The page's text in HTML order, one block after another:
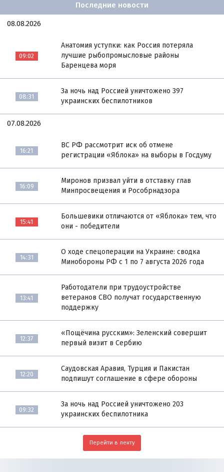
Последние новости
08.08.2026
09:02
Анатомия уступки: как Россия потеряла
лучшие рыбопромысловые районы
Баренцева моря
08:31
За ночь над Россией уничтожено 397
украинских беспилотников
07.08.2026
16:21
ВС РФ рассмотрит иск об отмене
регистрации «Яблока» на выборы в Госдуму
16:09
Миронов призвал уйти в отставку глав
Минпросвещения и Рособрнадзора
15:41
Большевики отличаются от «Яблока» тем, что
они - победители
14:31
О ходе спецоперации на Украине: сводка
Минобороны РФ с 1 по 7 августа 2026 года
13:41
Работодатели при трудоустройстве
ветеранов СВО получат государственную
поддержку
12:37
«Пощёчина русским»: Зеленский совершит
первый визит в Сербию
12:20
Саудовская Аравия, Турция и Пакистан
подпишут соглашение в сфере обороны
09:32
За ночь над Россией уничтожено 203
украинских беспилотника
Перейти в ленту